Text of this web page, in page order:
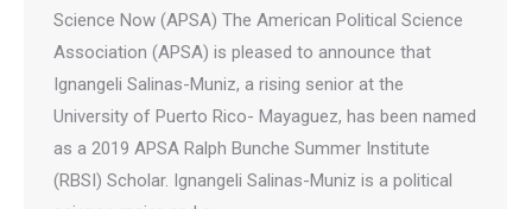
Science Now (APSA) The American Political Science
Association (APSA) is pleased to announce that
Ignangeli Salinas-Muniz, a rising senior at the
University of Puerto Rico- Mayaguez, has been named
as a 2019 APSA Ralph Bunche Summer Institute
(RBSI) Scholar. Ignangeli Salinas-Muniz is a political